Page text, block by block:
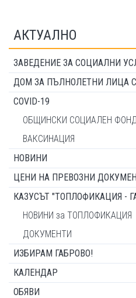
АКТУАЛНО
ЗАВЕДЕНИЕ ЗА СОЦИАЛНИ
ДОМ ЗА ПЪЛНОЛЕТНИ ЛИЦА
COVID-19
ОБЩИНСКИ СОЦИАЛЕН
ВАКСИНАЦИЯ
НОВИНИ
ЦЕНИ НА ПРЕВОЗНИ
КАЗУСЪТ "ТОПЛОФИКАЦИЯ -
НОВИНИ за ТОПЛОФИКАЦИЯ
ДОКУМЕНТИ
ИЗБИРАМ ГАБРОВО!
КАЛЕНДАР
ОБЯВИ